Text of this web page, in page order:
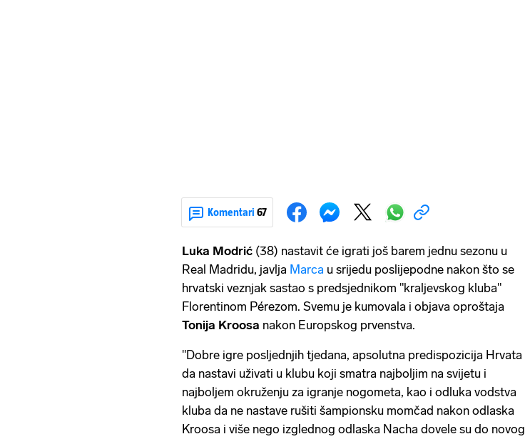
Komentari 67
Luka Modrić (38) nastavit će igrati još barem jednu sezonu u
Real Madridu, javlja Marca u srijedu poslijepodne nakon što se
hrvatski veznjak sastao s predsjednikom "kraljevskog kluba"
Florentinom Pérezom. Svemu je kumovala i objava oproštaja
Tonija Kroosa nakon Europskog prvenstva.
"Dobre igre posljednjih tjedana, apsolutna predispozicija Hrvata
da nastavi uživati u klubu koji smatra najboljim na svijetu i
najboljem okruženju za igranje nogometa, kao i odluka vodstva
kluba da ne nastave rušiti šampionsku momčad nakon odlaska
Kroosa i više nego izglednog odlaska Nacha dovele su do novog